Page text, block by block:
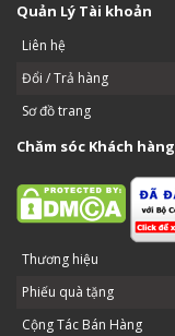
Quản Lý Tài khoản
Liên hệ
Đổi / Trả hàng
Sơ đồ trang
Chăm sóc Khách hàng
Thương hiệu
Phiếu quà tặng
Cộng Tác Bán Hàng